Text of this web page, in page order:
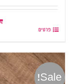
פרטים
Sale!